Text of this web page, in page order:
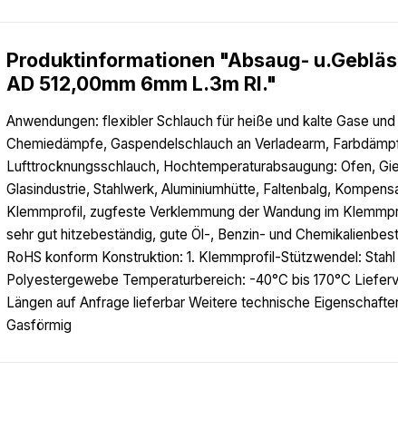
Produktinformationen "Absaug-
AD 512,00mm 6mm L.3m Rl."
Anwendungen: flexibler Schlauch für heiße und kalte Gase
Chemiedämpfe, Gaspendelschlauch an Verladearm,
Lufttrocknungsschlauch, Hochtemperaturabsaugung: Ofen,
Glasindustrie, Stahlwerk, Aluminiumhütte, Faltenbalg,
Klemmprofil, zugfeste Verklemmung der Wandung im
sehr gut hitzebeständig, gute Öl-, Benzin- und
RoHS konform Konstruktion: 1. Klemmprofil-Stützwendel:
Polyestergewebe Temperaturbereich: -40°C bis 170°C
Längen auf Anfrage lieferbar Weitere technische
Gasförmig